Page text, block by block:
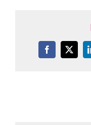
Facebook
X